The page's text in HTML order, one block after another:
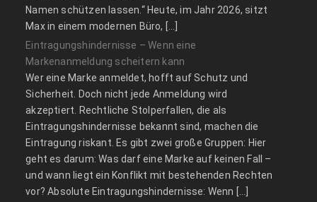
Namen schützen lassen.“ Heute, im Jahr 2026, sitzt
Max in einem modernen Büro, […]
Eintragungshindernisse – Wenn eine
Markenanmeldung scheitern kann
Wer eine Marke anmeldet, hofft auf Schutz und
Sicherheit. Doch nicht jede Anmeldung wird
akzeptiert. Rechtliche Stolperfallen, die als
Eintragungshindernisse bekannt sind, machen die
Eintragung riskant. Es gibt zwei große Gruppen: Hier
geht es darum: Was darf eine Marke auf keinen Fall –
und wann liegt ein Konflikt mit bestehenden Rechten
vor? Absolute Eintragungshindernisse: Wenn […]